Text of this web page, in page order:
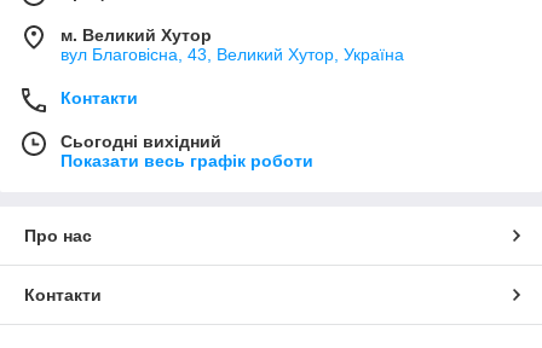
м. Великий Хутор
вул Благовісна, 43, Великий Хутор, Україна
Контакти
Сьогодні вихідний
Показати весь графік роботи
Про нас
Контакти